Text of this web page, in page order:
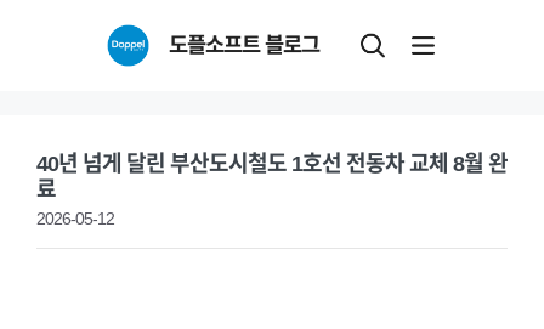
도플소프트 블로그
40년 넘게 달린 부산도시철도 1호선 전동차 교체 8월 완
료
2026-05-12